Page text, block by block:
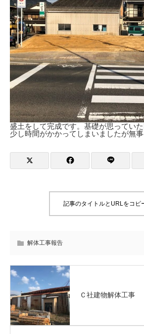
盛土をして完成です。基礎が思ってい
少し時間がかかってしまいましたが無事
記事のタイトルとURLをコピ
解体工事報告
Ｃ社建物解体工事